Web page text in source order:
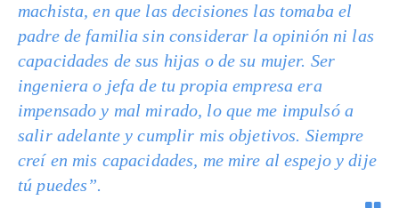
machista, en que las decisiones las tomaba el
padre de familia sin considerar la opinión ni las
capacidades de sus hijas o de su mujer. Ser
ingeniera o jefa de tu propia empresa era
impensado y mal mirado, lo que me impulsó a
salir adelante y cumplir mis objetivos. Siempre
creí en mis capacidades, me mire al espejo y dije
tú puedes”.